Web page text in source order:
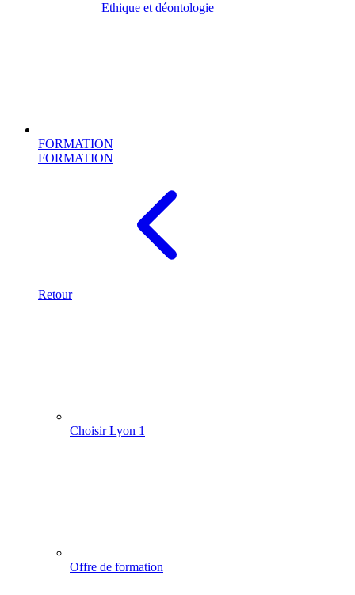
Ethique et déontologie
FORMATION
FORMATION
Retour
Choisir Lyon 1
Offre de formation